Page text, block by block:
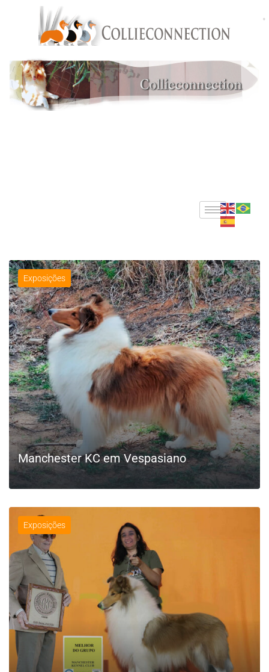
Exposições
Manchester KC em Vespasiano
LEIA MAIS
Exposições